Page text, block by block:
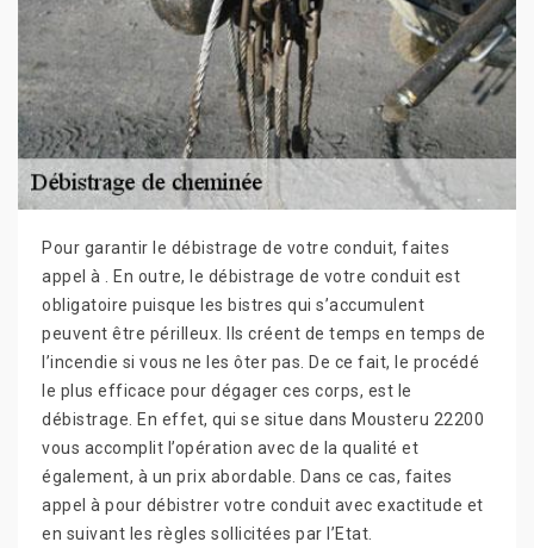
Pour garantir le débistrage de votre conduit, faites
appel à . En outre, le débistrage de votre conduit est
obligatoire puisque les bistres qui s’accumulent
peuvent être périlleux. Ils créent de temps en temps de
l’incendie si vous ne les ôter pas. De ce fait, le procédé
le plus efficace pour dégager ces corps, est le
débistrage. En effet, qui se situe dans Mousteru 22200
vous accomplit l’opération avec de la qualité et
également, à un prix abordable. Dans ce cas, faites
appel à pour débistrer votre conduit avec exactitude et
en suivant les règles sollicitées par l’Etat.